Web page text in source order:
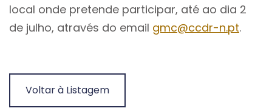
local onde pretende participar, até ao dia 2
de julho, através do email gmc@ccdr-n.pt.
Voltar à Listagem